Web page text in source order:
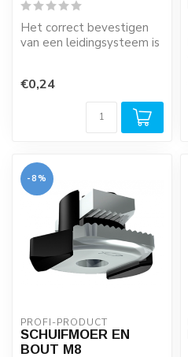
Het correct bevestigen
van een leidingsysteem is
€0,24
-8%
PROFI-PRODUCT
SCHUIFMOER EN
BOUT M8